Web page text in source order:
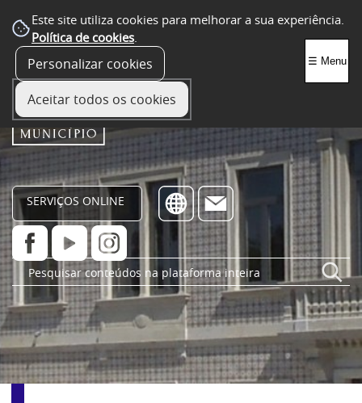
Este site utiliza cookies para melhorar a sua experiência.
Política de cookies.
Personalizar cookies
Aceitar todos os cookies
SERVIÇOS ONLINE
☰ Menu